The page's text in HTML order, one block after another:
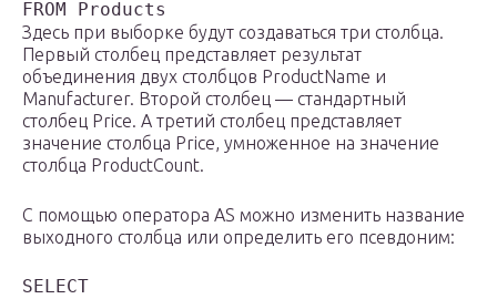
Здесь при выборке будут создаваться три столбца.
Первый столбец представляет результат
объединения двух столбцов ProductName и
Manufacturer. Второй столбец — стандартный
столбец Price. А третий столбец представляет
значение столбца Price, умноженное на значение
столбца ProductCount.
С помощью оператора AS можно изменить название
выходного столбца или определить его псевдоним:
SELECT